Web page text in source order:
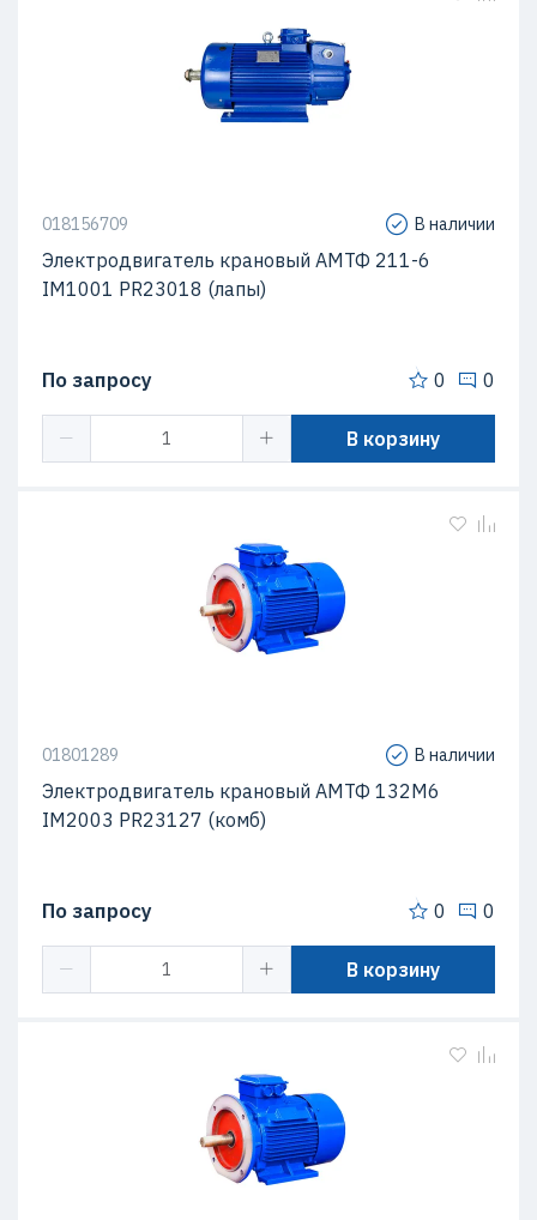
018156709 В наличии
Электродвигатель крановый АМТФ 211-6
IM1001 PR23018 (лапы)
По запросу 0 0
В корзину
01801289 В наличии
Электродвигатель крановый АМТФ 132М6
IM2003 PR23127 (комб)
По запросу 0 0
В корзину